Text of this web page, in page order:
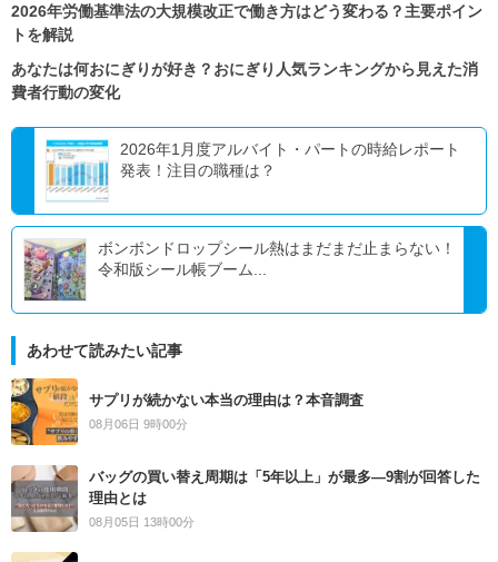
2026年労働基準法の大規模改正で働き方はどう変わる？主要ポイン
トを解説
あなたは何おにぎりが好き？おにぎり人気ランキングから見えた消
費者行動の変化
2026年1月度アルバイト・パートの時給レポート
発表！注目の職種は？
ボンボンドロップシール熱はまだまだ止まらない！
令和版シール帳ブーム...
あわせて読みたい記事
サプリが続かない本当の理由は？本音調査
08月06日 9時00分
バッグの買い替え周期は「5年以上」が最多―9割が回答した
理由とは
08月05日 13時00分